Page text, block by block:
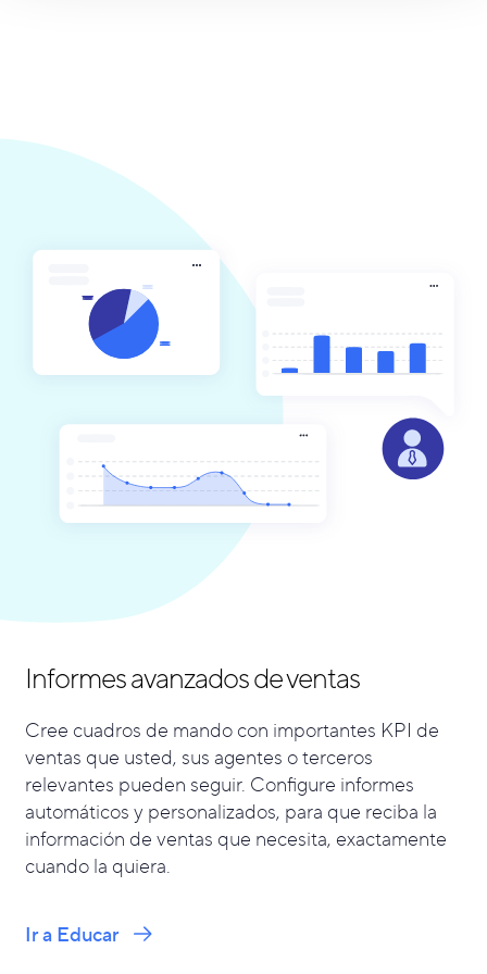
Informes avanzados de ventas
Cree cuadros de mando con importantes KPI de
ventas que usted, sus agentes o terceros
relevantes pueden seguir. Configure informes
automáticos y personalizados, para que reciba la
información de ventas que necesita, exactamente
cuando la quiera.
Ir a Educar